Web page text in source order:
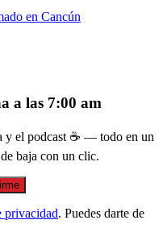
en Cancún
a las 7:00 am
y el podcast ☕ — todo en un
baja con un clic.
privacidad. Puedes darte de